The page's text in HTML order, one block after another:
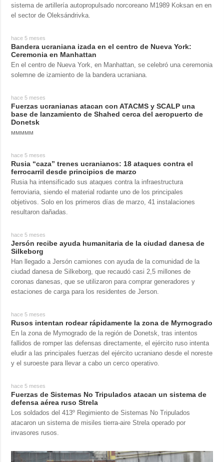
sistema de artillería autopropulsado norcoreano M1989 Koksan en en
el sector de Oleksándrivka.
hace 5 meses
Bandera ucraniana izada en el centro de Nueva York:
Ceremonia en Manhattan
En el centro de Nueva York, en Manhattan, se celebró una ceremonia
solemne de izamiento de la bandera ucraniana.
hace 5 meses
Fuerzas ucranianas atacan con ATACMS y SCALP una
base de lanzamiento de Shahed cerca del aeropuerto de
Donetsk
ммммм
hace 5 meses
Rusia “caza” trenes ucranianos: 18 ataques contra el
ferrocarril desde principios de marzo
Rusia ha intensificado sus ataques contra la infraestructura
ferroviaria, siendo el material rodante uno de los principales
objetivos. Solo en los primeros días de marzo, 41 instalaciones
resultaron dañadas.
hace 5 meses
Jersón recibe ayuda humanitaria de la ciudad danesa de
Silkeborg
Han llegado a Jersón camiones con ayuda de la comunidad de la
ciudad danesa de Silkeborg, que recaudó casi 2,5 millones de
coronas danesas, que se utilizaron para comprar generadores y
estaciones de carga para los residentes de Jerson.
hace 5 meses
Rusos intentan rodear rápidamente la zona de Myrnogrado
En la zona de Myrnogrado de la región de Donetsk, tras intentos
fallidos de romper las defensas directamente, el ejército ruso intenta
eludir a las principales fuerzas del ejército ucraniano desde el noreste
y el suroeste para llevar a cabo un cerco operativo.
hace 5 meses
Fuerzas de Sistemas No Tripulados atacan un sistema de
defensa aérea ruso Strela
Los soldados del 413º Regimiento de Sistemas No Tripulados
atacaron un sistema de misiles tierra-aire Strela operado por
invasores rusos.